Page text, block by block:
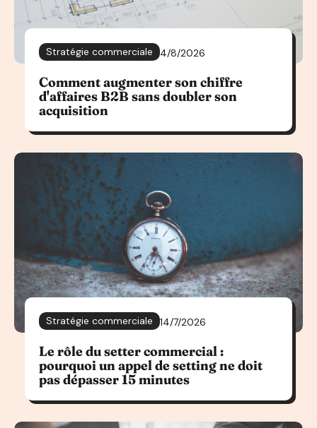
Stratégie commerciale 4/8/2026
Comment augmenter son chiffre
d'affaires B2B sans doubler son
acquisition
Stratégie commerciale 14/7/2026
Le rôle du setter commercial :
pourquoi un appel de setting ne doit
pas dépasser 15 minutes